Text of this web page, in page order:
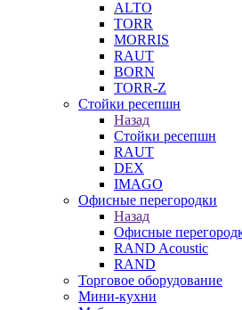
ALTO
TORR
MORRIS
RAUT
BORN
TORR-Z
Стойки ресепшн
Назад
Стойки ресепшн
RAUT
DEX
IMAGO
Офисные перегородки
Назад
Офисные
RAND Acoustic
RAND
Торговое оборудование
Мини-кухни